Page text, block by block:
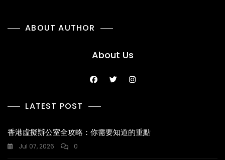
ABOUT AUTHOR
About Us
LATEST POST
香港虛擬辦公室全攻略：你需要知道的重點
Jul 07, 2026 0